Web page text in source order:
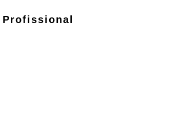
Profissional